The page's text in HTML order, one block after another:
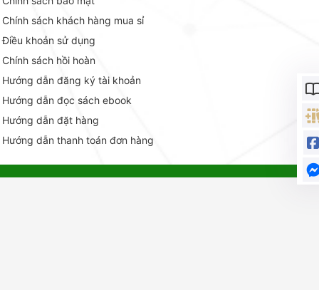
Chính sách khách hàng mua sỉ
Điều khoản sử dụng
Chính sách hồi hoàn
Hướng dẫn đăng ký tài khoản
Hướng dẫn đọc sách ebook
Hướng dẫn đặt hàng
Hướng dẫn thanh toán đơn hàng